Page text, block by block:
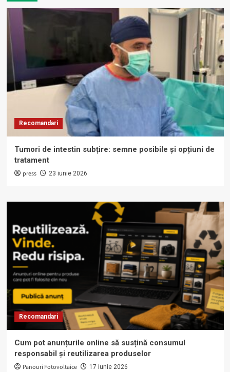
Recomandari
Tumori de intestin subțire: semne posibile și opțiuni de
tratament
press 23 iunie 2026
Recomandari
Cum pot anunțurile online să susțină consumul
responsabil și reutilizarea produselor
Panouri Fotovoltaice 17 iunie 2026